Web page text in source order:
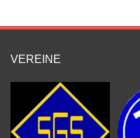
VEREINE